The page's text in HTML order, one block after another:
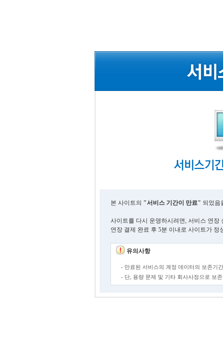
본 사이트의 "서비스 기간이 만료" 되었음
사이트를 다시 운영하시려면, 서비스 연장
연장 결제 완료 후 5분 이내로 사이트가 정
유의사항
- 만료된 서비스의 계정 데이터의 보존기
- 단, 용량 문제 및 기타 회사사정으로 보